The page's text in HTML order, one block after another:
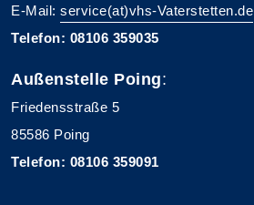
E-Mail: service(at)vhs-Vaterstetten.de
Telefon: 08106 359035
Außenstelle Poing:
Friedensstraße 5
85586 Poing
Telefon: 08106 359091